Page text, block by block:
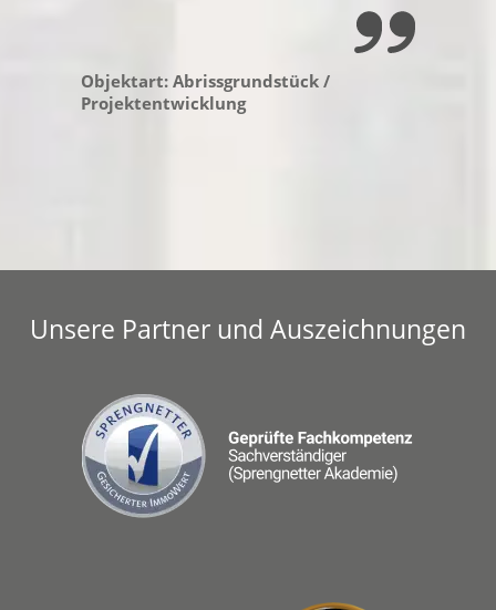
Objektart: Abrissgrundstück /
Projektentwicklung
Unsere Partner und Auszeichnungen